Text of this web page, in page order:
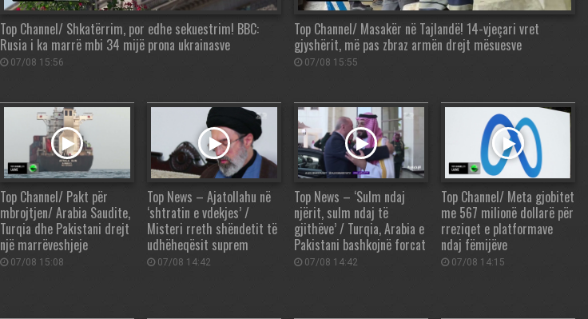
Top Channel/ Shkatërrim, por edhe sekuestrim! BBC:
Rusia i ka marrë mbi 34 mijë prona ukrainasve
07/08 15:56
Top Channel/ Masakër në Tajlandë! 14-vjeçari vret
gjyshërit, më pas zbraz armën drejt mësuesve
07/08 15:55
Top Channel/ Pakt për
mbrojtjen/ Arabia Saudite,
Turqia dhe Pakistani drejt
një marrëveshjeje
07/08 15:08
Top News – Ajatollahu në
‘shtratin e vdekjes’ /
Misteri rreth shëndetit të
udhëheqësit suprem
07/08 14:42
Top News – ‘Sulm ndaj
njërit, sulm ndaj të
gjithëve’ / Turqia, Arabia e
Pakistani bashkojnë forcat
07/08 14:42
Top Channel/ Meta gjobitet
me 567 milionë dollarë për
rreziqet e platformave
ndaj fëmijëve
07/08 14:15